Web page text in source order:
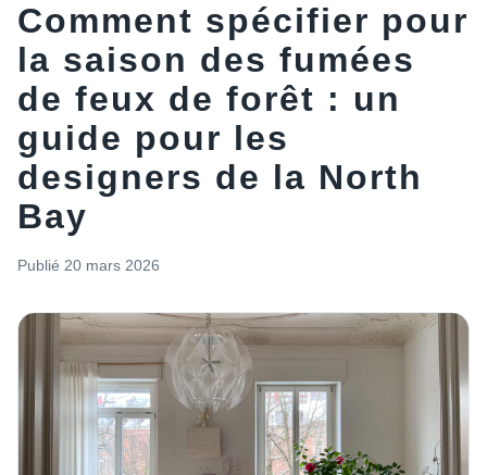
Comment spécifier pour
la saison des fumées
de feux de forêt : un
guide pour les
designers de la North
Bay
Publié 20 mars 2026